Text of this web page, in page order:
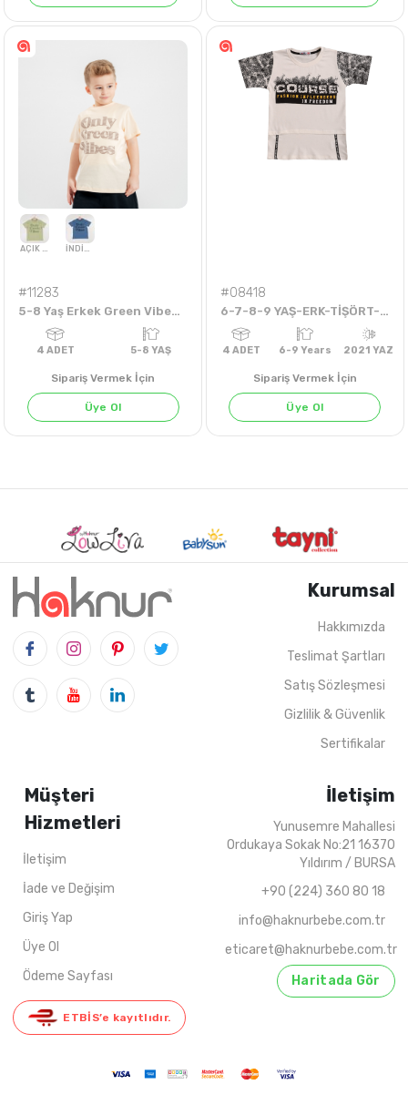
SARI
4 ADET
AÇIK HAKİ İNDİGO
#11283
5-8 Yaş Erkek Green Vibes Tshirt
ADET
Sipariş Vermek İçin
Üye Ol
#08418
6-7-8-9 YAŞ-ERK-TİŞÖRT-COURSE
Sipariş Vermek İçin
Üye Ol
Kurumsal
Hakkımızda
Teslimat Şartları
Satış Sözleşmesi
Gizlilik & Güvenlik
Sertifikalar
Müşteri
Hizmetleri
İletişim
İade ve Değişim
Giriş Yap
Üye Ol
Ödeme Sayfası
ETBİS’e kayıtlıdır.
İletişim
Yunusemre Mahallesi
Ordukaya Sokak No:21 16370
Yıldırım / BURSA
+90 (224) 360 80 18
info@haknurbebe.com.tr
eticaret@haknurbebe.com.tr
Haritada Gör